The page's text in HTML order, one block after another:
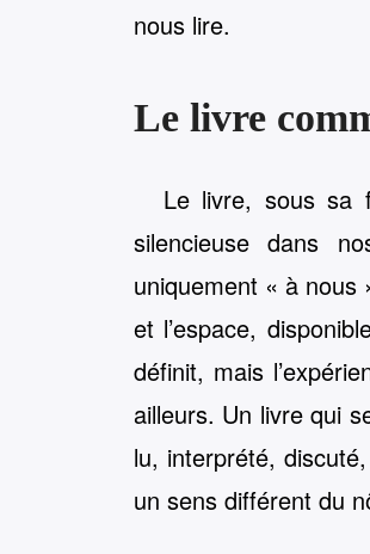
nous lire.
Le livre
Le livre, sous sa
silencieuse dans
uniquement « à
et l’espace,
définit, mais
ailleurs. Un livre qui
lu, interprété,
un sens différent du